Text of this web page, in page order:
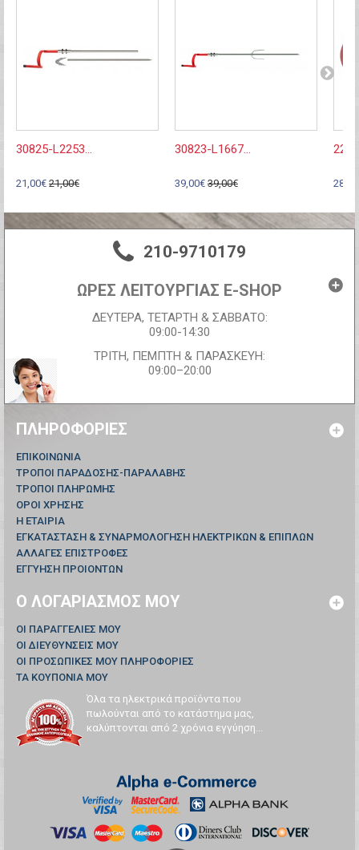
30825-L2253...
21,00€ 21,00€
30823-L1667...
39,00€ 39,00€
210-9710179
ΩΡΕΣ ΛΕΙΤΟΥΡΓΙΑΣ E-SHOP
ΔΕΥΤΕΡΑ, ΤΕΤΑΡΤΗ & ΣΑΒΒΑΤΟ:
09:00-14:30
ΤΡΙΤΗ, ΠΕΜΠΤΗ & ΠΑΡΑΣΚΕΥΗ:
09:00–20:00
ΠΛΗΡΟΦΟΡΊΕΣ
ΕΠΙΚΟΙΝΩΝΊΑ
ΤΡΟΠΟΙ ΠΑΡΑΔΟΣΗΣ-ΠΑΡΑΛΑΒΗΣ
ΤΡΟΠΟΙ ΠΛΗΡΩΜΗΣ
ΟΡΟΙ ΧΡΗΣΗΣ
Η ΕΤΑΙΡΙΑ
ΕΓΚΑΤΑΣΤΑΣΗ & ΣΥΝΑΡΜΟΛΟΓΗΣΗ ΗΛΕΚΤΡΙΚΩΝ & ΕΠΙΠΛΩΝ
ΑΛΛΑΓΕΣ ΕΠΙΣΤΡΟΦΕΣ
ΕΓΓΥΗΣΗ ΠΡΟΙΟΝΤΩΝ
Ο ΛΟΓΑΡΙΑΣΜΌΣ ΜΟΥ
ΟΙ ΠΑΡΑΓΓΕΛΊΕΣ ΜΟΥ
ΟΙ ΔΙΕΥΘΎΝΣΕΙΣ ΜΟΥ
ΟΙ ΠΡΟΣΩΠΙΚΈΣ ΜΟΥ ΠΛΗΡΟΦΟΡΊΕΣ
ΤΑ ΚΟΥΠΌΝΙΑ ΜΟΥ
Όλα τα ηλεκτρικά προϊόντα που
πωλούνται από το κατάστημα μας,
καλύπτονται από 2 χρόνια εγγύηση...